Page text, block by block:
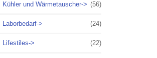
Kühler und Wärmetauscher-> (56)
Laborbedarf-> (24)
Lifestiles-> (22)